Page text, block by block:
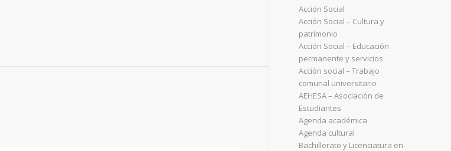
Acción Social
Acción Social – Cultura y
patrimonio
Acción Social – Educación
permanente y servicios
Acción social – Trabajo
comunal universitario
AEHESA – Asociación de
Estudiantes
Agenda académica
Agenda cultural
Bachillerato y Licenciatura en